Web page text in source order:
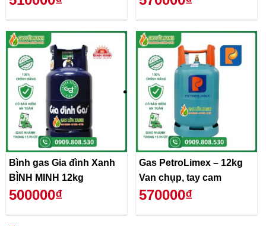
Bình gas Gia đình Xanh
BÌNH MINH 12kg
500000₫
Gas PetroLimex – 12kg
Van chụp, tay cam
570000₫